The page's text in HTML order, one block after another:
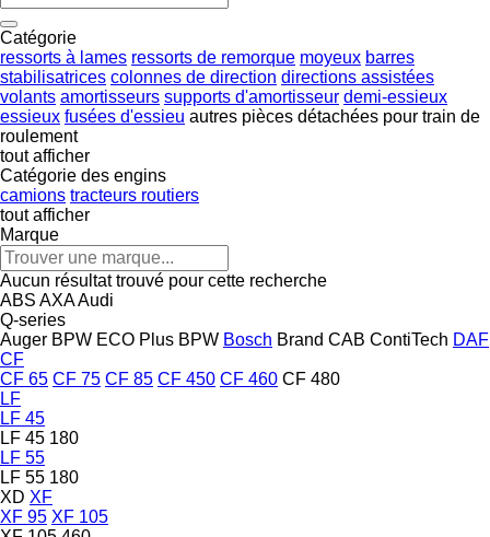
Catégorie
ressorts à lames ressorts de remorque moyeux barres
stabilisatrices colonnes de direction directions assistées
volants amortisseurs supports d'amortisseur demi-essieux
essieux fusées d'essieu autres pièces détachées pour train de
roulement
tout afficher
Catégorie des engins
camions tracteurs routiers
tout afficher
Marque
Aucun résultat trouvé pour cette recherche
ABS AXAAudi
Q-series
Auger BPW ECO Plus BPW Bosch Brand CAB ContiTech DAF
CF
CF 65 CF 75 CF 85 CF 450 CF 460 CF 480
LF
LF 45
LF 45 180
LF 55
LF 55 180
XD XF
XF 95 XF 105